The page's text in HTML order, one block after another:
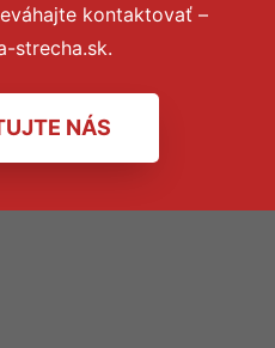
kontaktovať –
strecha.sk.
NÁS